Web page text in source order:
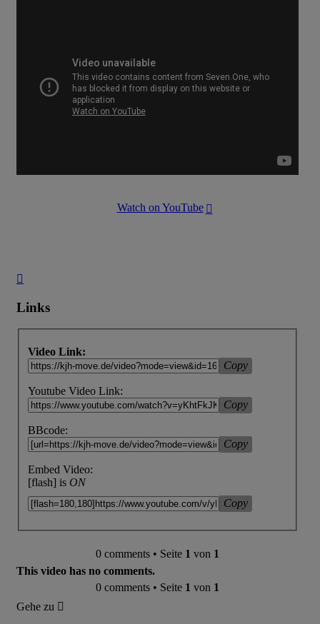
Watch on YouTube
Links
Video Link:
Copy
Youtube Video Link:
Copy
BBcode:
Copy
Embed Video:
[flash] is ON
Copy
0 comments • Seite 1 von 1
This video has no comments.
0 comments • Seite 1 von 1
Gehe zu